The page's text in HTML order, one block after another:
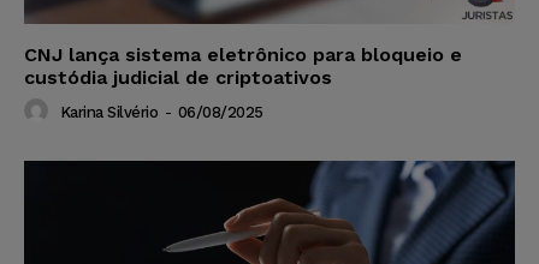
CNJ lança sistema eletrônico para bloqueio e
custódia judicial de criptoativos
Karina Silvério - 06/08/2025